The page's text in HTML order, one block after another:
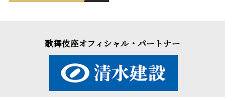
歌舞伎座オフィシャル・パートナー